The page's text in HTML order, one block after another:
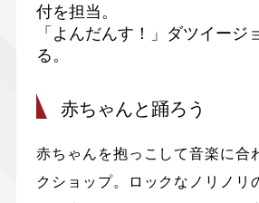
付を担当。
「よんだんす！」ダツイージ
る。
赤ちゃんと踊ろう
赤ちゃんを抱っこして音楽に合
クショップ。ロックなノリノリ